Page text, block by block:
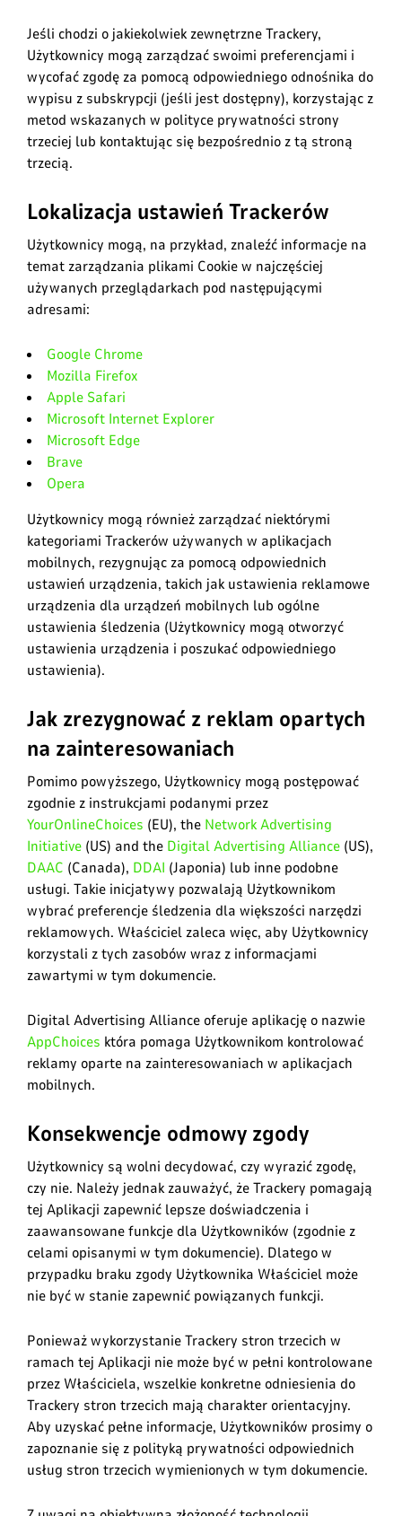
Jeśli chodzi o jakiekolwiek zewnętrzne Trackery,
Użytkownicy mogą zarządzać swoimi preferencjami i
wycofać zgodę za pomocą odpowiedniego odnośnika do
wypisu z subskrypcji (jeśli jest dostępny), korzystając z
metod wskazanych w polityce prywatności strony
trzeciej lub kontaktując się bezpośrednio z tą stroną
trzecią.
Lokalizacja ustawień Trackerów
Użytkownicy mogą, na przykład, znaleźć informacje na
temat zarządzania plikami Cookie w najczęściej
używanych przeglądarkach pod następującymi
adresami:
Google Chrome
Mozilla Firefox
Apple Safari
Microsoft Internet Explorer
Microsoft Edge
Brave
Opera
Użytkownicy mogą również zarządzać niektórymi
kategoriami Trackerów używanych w aplikacjach
mobilnych, rezygnując za pomocą odpowiednich
ustawień urządzenia, takich jak ustawienia reklamowe
urządzenia dla urządzeń mobilnych lub ogólne
ustawienia śledzenia (Użytkownicy mogą otworzyć
ustawienia urządzenia i poszukać odpowiedniego
ustawienia).
Jak zrezygnować z reklam opartych
na zainteresowaniach
Pomimo powyższego, Użytkownicy mogą postępować
zgodnie z instrukcjami podanymi przez
YourOnlineChoices (EU), the Network Advertising
Initiative (US) and the Digital Advertising Alliance (US),
DAAC (Canada), DDAI (Japonia) lub inne podobne
usługi. Takie inicjatywy pozwalają Użytkownikom
wybrać preferencje śledzenia dla większości narzędzi
reklamowych. Właściciel zaleca więc, aby Użytkownicy
korzystali z tych zasobów wraz z informacjami
zawartymi w tym dokumencie.
Digital Advertising Alliance oferuje aplikację o nazwie
AppChoices która pomaga Użytkownikom kontrolować
reklamy oparte na zainteresowaniach w aplikacjach
mobilnych.
Konsekwencje odmowy zgody
Użytkownicy są wolni decydować, czy wyrazić zgodę,
czy nie. Należy jednak zauważyć, że Trackery pomagają
tej Aplikacji zapewnić lepsze doświadczenia i
zaawansowane funkcje dla Użytkowników (zgodnie z
celami opisanymi w tym dokumencie). Dlatego w
przypadku braku zgody Użytkownika Właściciel może
nie być w stanie zapewnić powiązanych funkcji.
Ponieważ wykorzystanie Trackery stron trzecich w
ramach tej Aplikacji nie może być w pełni kontrolowane
przez Właściciela, wszelkie konkretne odniesienia do
Trackery stron trzecich mają charakter orientacyjny.
Aby uzyskać pełne informacje, Użytkowników prosimy o
zapoznanie się z polityką prywatności odpowiednich
usług stron trzecich wymienionych w tym dokumencie.